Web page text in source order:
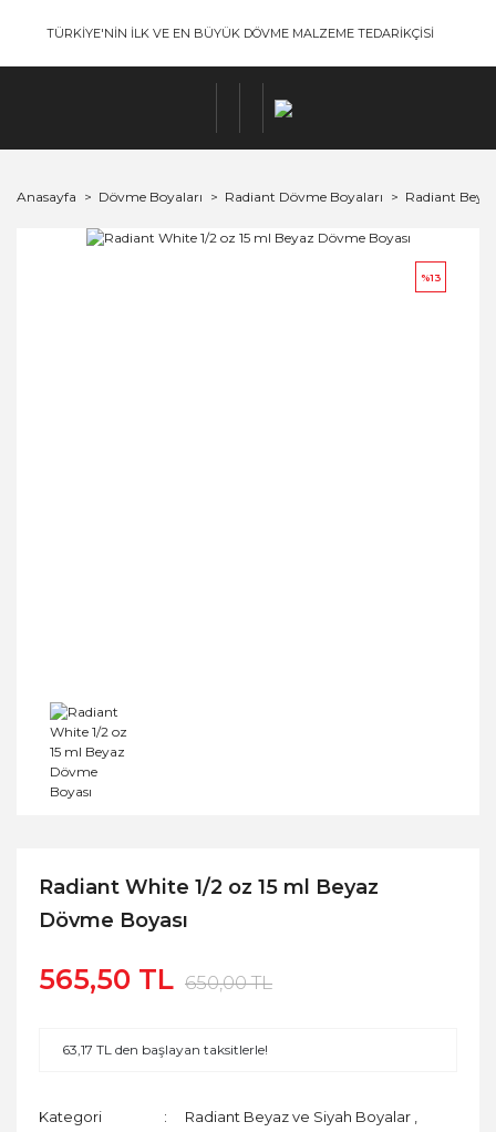
TÜRKİYE'NİN İLK VE EN BÜYÜK DÖVME MALZEME TEDARİKÇİSİ
Anasayfa Dövme Boyaları Radiant Dövme Boyaları Radiant
%13
Radiant White 1/2 oz 15 ml Beyaz
Dövme Boyası
565,50 TL 650,00 TL
63,17 TL den başlayan taksitlerle!
Kategori Radiant Beyaz ve Siyah Boyalar